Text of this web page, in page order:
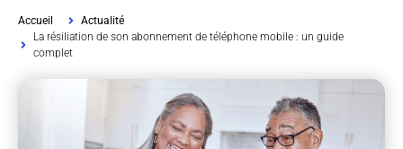
Accueil
Actualité
La résiliation de son abonnement de téléphone mobile : un guide
complet